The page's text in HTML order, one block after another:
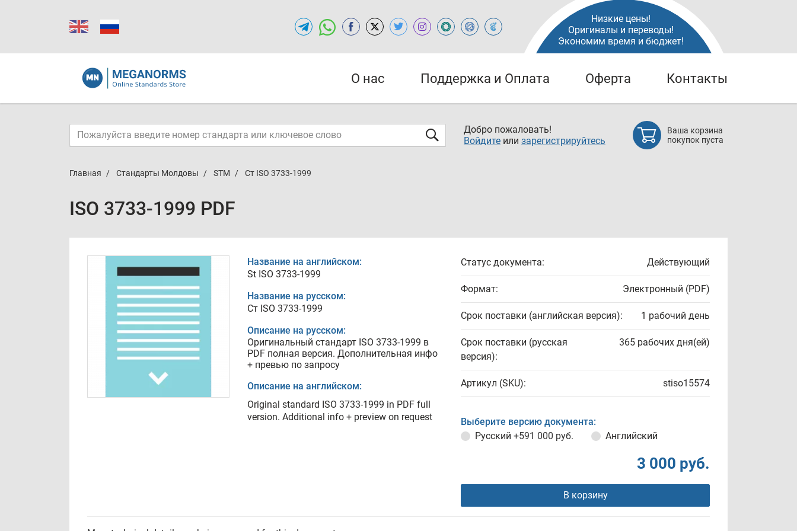
Низкие цены!
Оригиналы и переводы!
Экономим время и бюджет!
О нас Поддержка и Оплата Оферта Контакты
Добро пожаловать!
Войдите или зарегистрируйтесь
Ваша корзина
покупок пуста
Главная Стандарты Молдовы STM Ст ISO 3733-1999
ISO 3733-1999 PDF
Название на английском:
St ISO 3733-1999
Название на русском:
Ст ISO 3733-1999
Описание на русском:
Оригинальный стандарт ISO 3733-1999 в
PDF полная версия. Дополнительная инфо
+ превью по запросу
Описание на английском:
Original standard ISO 3733-1999 in PDF full
version. Additional info + preview on request
Статус документа: Действующий
Формат: Электронный (PDF)
Срок поставки (английская версия): 1 рабочий день
Срок поставки (русская
версия):
365 рабочих дня(ей)
Артикул (SKU): stiso15574
Выберите версию документа:
Русский +591 000 руб. Английский
3 000 руб.
В корзину